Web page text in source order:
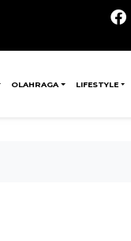
OLAHRAGA LIFESTYLE